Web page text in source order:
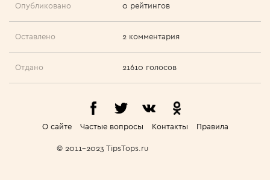
Опубликовано 0 рейтингов
Оставлено 2 комментария
Отдано 21610 голосов
О сайте Частые вопросы Контакты Правила
© 2011-2023 TipsTops.ru